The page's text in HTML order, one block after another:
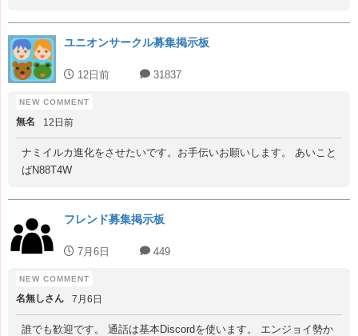
ユニオンサークル募集掲示板
12日前 31837
無名 12日前
ナミイルカ進化をさせたいです。お手伝いお願いします。 あいこと
ばN88T4W
フレンド募集掲示板
7月6日 449
名無しさん 7月6日
誰でも歓迎です。 通話は基本Discordを使います。 エンジョイ勢か